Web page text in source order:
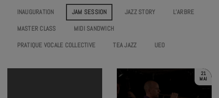
INAUGURATION
JAM SESSION JAZZ STORY
L’ARBRE
MASTER CLASS
MIDI SANDWICH
PRATIQUE VOCALE COLLECTIVE
TEA JAZZ UEO
21
MAI